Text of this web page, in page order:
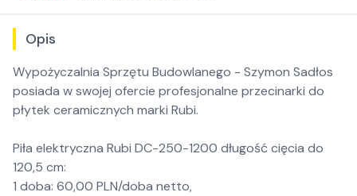
Opis
Wypożyczalnia Sprzętu Budowlanego - Szymon Sadłos
posiada w swojej ofercie profesjonalne przecinarki do
płytek ceramicznych marki Rubi.
Piła elektryczna Rubi DC-250-1200 długość cięcia do
120,5 cm:
1 doba: 60,00 PLN/doba netto,